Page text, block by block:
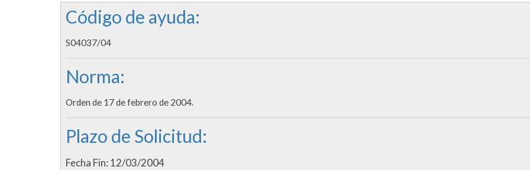
Código de ayuda:
S04037/04
Norma:
Orden de 17 de febrero de 2004.
Plazo de Solicitud:
Fecha Fin: 12/03/2004